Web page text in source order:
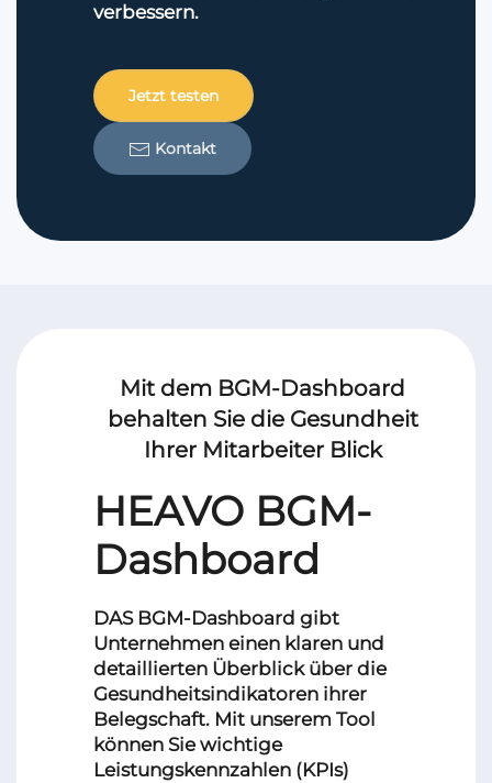
verbessern.
Jetzt testen
Kontakt
Mit dem BGM-Dashboard
behalten Sie die Gesundheit
Ihrer Mitarbeiter Blick
HEAVO BGM-
Dashboard
DAS BGM-Dashboard gibt
Unternehmen einen klaren und
detaillierten Überblick über die
Gesundheitsindikatoren ihrer
Belegschaft. Mit unserem Tool
können Sie wichtige
Leistungskennzahlen (KPIs)